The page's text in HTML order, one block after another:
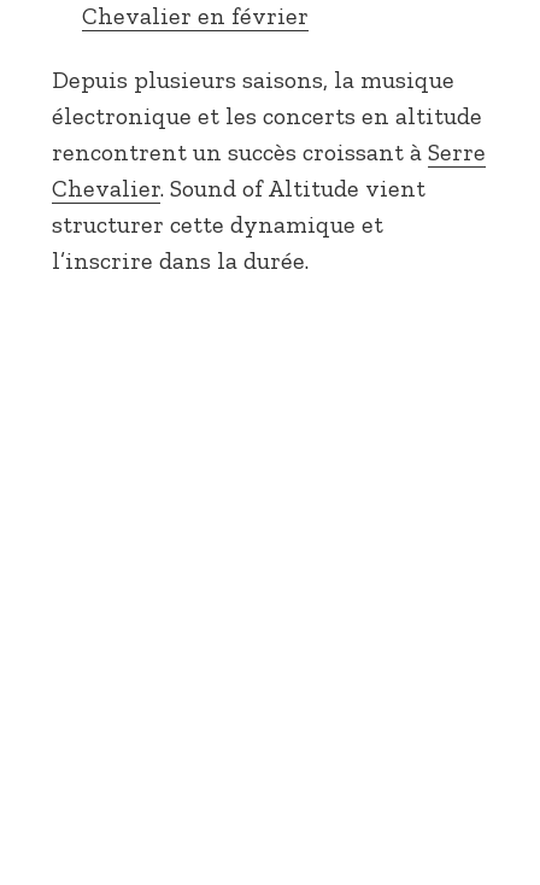
Chevalier en février
Depuis plusieurs saisons, la musique
électronique et les concerts en altitude
rencontrent un succès croissant à Serre
Chevalier. Sound of Altitude vient
structurer cette dynamique et
l’inscrire dans la durée.